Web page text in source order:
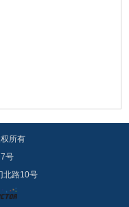
所有
号
北路10号